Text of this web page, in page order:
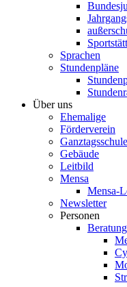
Sprachen
Stundenpläne
Über uns
Ehemalige
Förderverein
Ganztagsschule
Gebäude
Leitbild
Mensa
Mensa-
Newsletter
Personen